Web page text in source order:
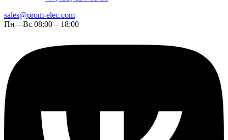
sales@prom-elec.com
Пн—Вс 08:00 – 18:00